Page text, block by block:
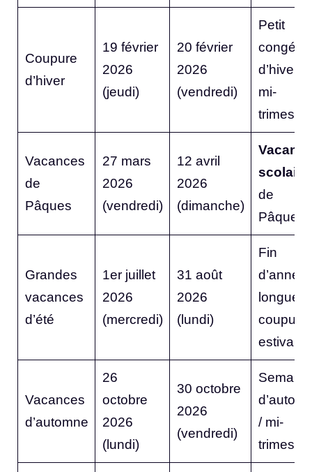
Coupure
d’hiver
19 février
2026
(jeudi)
20 février
2026
(vendredi)
Petit
congé
d’hiver /
mi-
trimestre
Vacances
de
Pâques
27 mars
2026
(vendredi)
12 avril
2026
(dimanche)
de
Pâques
Grandes
vacances
d’été
1er juillet
2026
(mercredi)
31 août
2026
(lundi)
Fin
d’année,
longue
coupure
estivale
Vacances
d’automne
26
octobre
2026
(lundi)
30 octobre
2026
(vendredi)
Semaine
/ mi-
trimestre